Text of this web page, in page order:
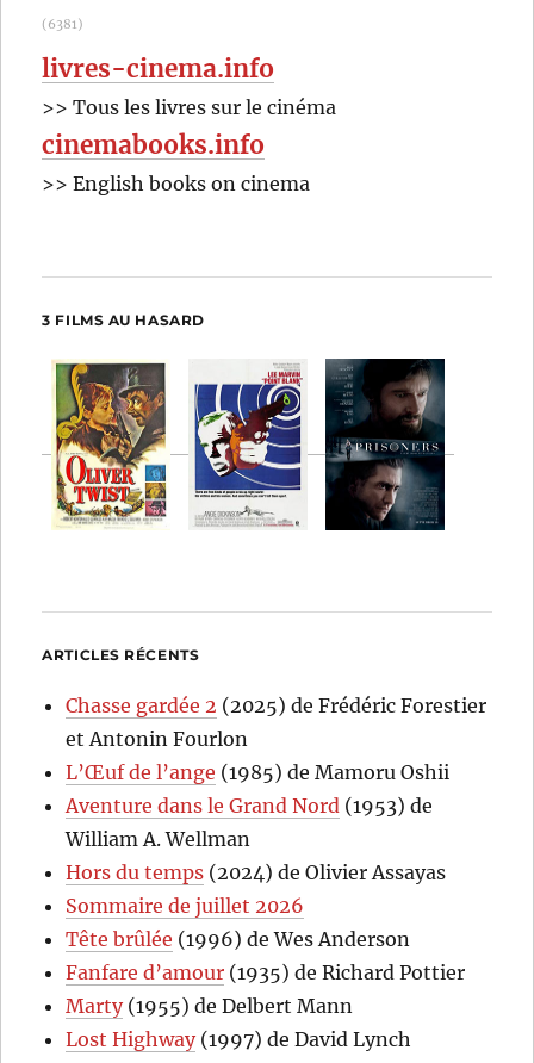
(6381)
livres-cinema.info
>> Tous les livres sur le cinéma
cinemabooks.info
>> English books on cinema
3 FILMS AU HASARD
ARTICLES RÉCENTS
Chasse gardée 2 (2025) de Frédéric Forestier
et Antonin Fourlon
L’Œuf de l’ange (1985) de Mamoru Oshii
Aventure dans le Grand Nord (1953) de
William A. Wellman
Hors du temps (2024) de Olivier Assayas
Sommaire de juillet 2026
Tête brûlée (1996) de Wes Anderson
Fanfare d’amour (1935) de Richard Pottier
Marty(1955) de Delbert Mann
Lost Highway(1997) de David Lynch